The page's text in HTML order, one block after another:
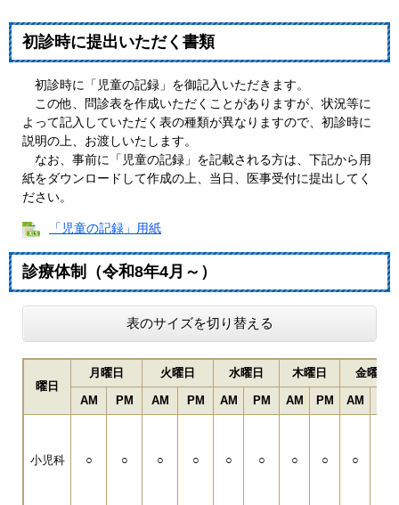
初診時に提出いただく書類
初診時に「児童の記録」を御記入いただきます。
この他、問診表を作成いただくことがありますが、状況等に
よって記入していただく表の種類が異なりますので、初診時に
説明の上、お渡しいたします。
なお、事前に「児童の記録」を記載される方は、下記から用
紙をダウンロードして作成の上、当日、医事受付に提出してく
ださい。
「児童の記録」用紙
診療体制（令和8年4月～）
表のサイズを切り替える
曜日
月曜日 火曜日 水曜日 木曜日 金曜日
AM PM AM PM AM PM AM PM AM
小児科 ○ ○ ○ ○ ○ ○ ○ ○ ○